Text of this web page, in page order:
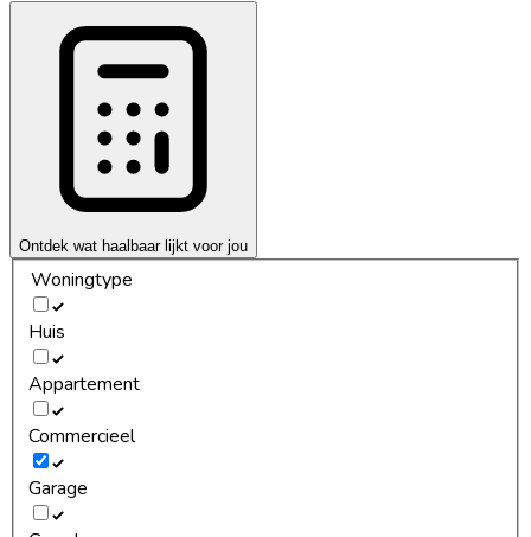
Ontdek wat haalbaar lijkt voor jou
Woningtype
Huis
Appartement
Commercieel
Garage